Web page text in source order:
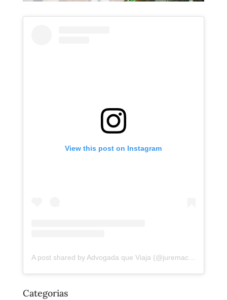
View this post on Instagram
A post shared by Advogada que Viaja (@juremacintra)
Categorias